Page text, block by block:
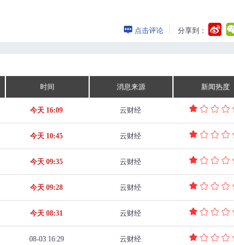
点击评论 分享到：
时间 消息来源 新闻热度
今天 16:09 云财经
今天 10:45 云财经
今天 09:35 云财经
今天 09:28 云财经
今天 08:31 云财经
08-03 16:29 云财经